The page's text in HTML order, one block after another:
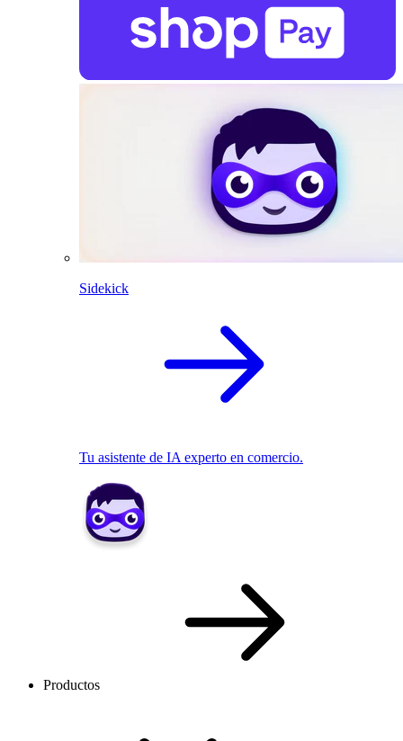
Sidekick
Tu asistente de IA experto en comercio.
Productos